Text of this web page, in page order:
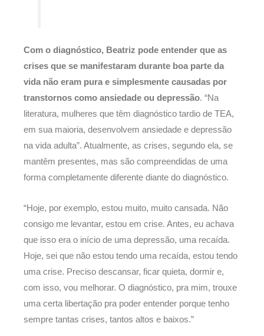
Com o diagnóstico, Beatriz pode entender que as
crises que se manifestaram durante boa parte da
vida não eram pura e simplesmente causadas por
transtornos como ansiedade ou depressão. “Na
literatura, mulheres que têm diagnóstico tardio de TEA,
em sua maioria, desenvolvem ansiedade e depressão
na vida adulta”. Atualmente, as crises, segundo ela, se
mantêm presentes, mas são compreendidas de uma
forma completamente diferente diante do diagnóstico.
“Hoje, por exemplo, estou muito, muito cansada. Não
consigo me levantar, estou em crise. Antes, eu achava
que isso era o início de uma depressão, uma recaída.
Hoje, sei que não estou tendo uma recaída, estou tendo
uma crise. Preciso descansar, ficar quieta, dormir e,
com isso, vou melhorar. O diagnóstico, pra mim, trouxe
uma certa libertação pra poder entender porque tenho
sempre tantas crises, tantos altos e baixos.”